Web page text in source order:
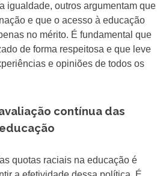
igualdade, outros argumentam que
e que o acesso à educação
no mérito. É fundamental que
de forma respeitosa e que leve
e opiniões de todos os
contínua das
quotas raciais na educação é